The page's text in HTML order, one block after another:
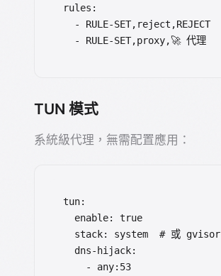
rules:
  - RULE-SET,reject,REJECT
  - RULE-SET,proxy,🚀 代理
TUN 模式
系統級代理，無需配置應用：
tun:
  enable: true
  stack: system  # 或 gvisor
  dns-hijack:
    - any:53